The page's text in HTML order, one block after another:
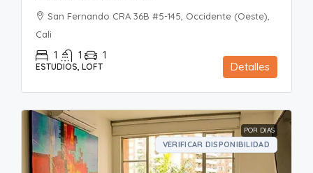
San Fernando CRA 36B #5-145, Occidente (Oeste),
Cali
1 1 1
ESTUDIOS, LOFT Detalles
POR DIAS
VERIFICAR DISPONIBILIDAD